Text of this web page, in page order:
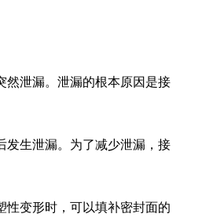
然泄漏。泄漏的根本原因是接
发生泄漏。为了减少泄漏，接
变形时，可以填补密封面的